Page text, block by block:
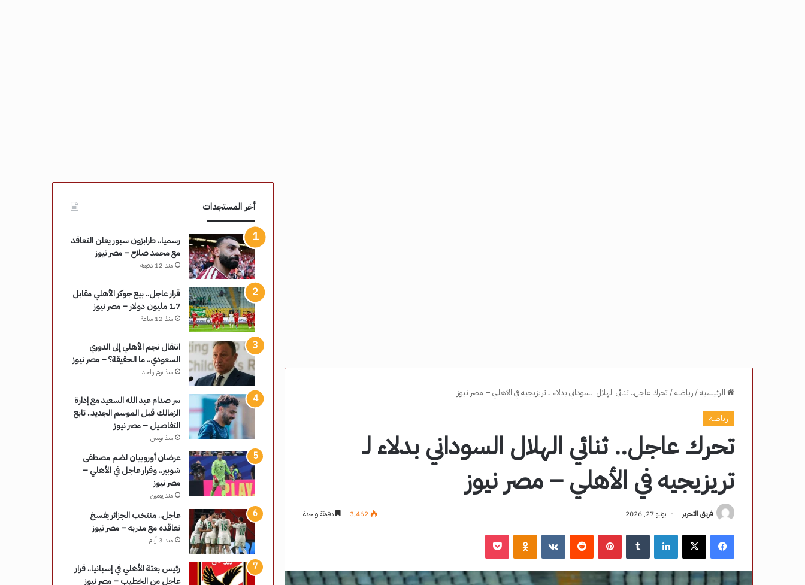
الرئيسية/رياضة/ تحرك عاجل.. ثنائي الهلال السوداني بدلاء لـ تريزيجيه في الأهلي – مصر نيوز
رياضة
تحرك عاجل.. ثنائي الهلال السوداني بدلاء لـ
تريزيجيه في الأهلي – مصر نيوز
فريق التحرير يونيو 27, 2026 3٬462 دقيقة واحدة
فيسبوك ‫X لينكدإن بينتيريست ‏VKontakte
أخر المستجدات
رسميا.. طرابزون سبور يعلن التعاقد
مع محمد صلاح – مصر نيوز
منذ 12 دقيقة
قرار عاجل.. بيع جوكر الأهلي مقابل
1.7 مليون دولار – مصر نيوز
منذ 12 ساعة
انتقال نجم الأهلي إلى الدوري
السعودي.. ما الحقيقة؟ – مصر نيوز
منذ يوم واحد
سر صدام عبد الله السعيد مع إدارة
الزمالك قبل الموسم الجديد.. تابع
التفاصيل – مصر نيوز
منذ يومين
عرضان أوروبيان لضم مصطفى
شوبير.. وقرار عاجل في الأهلي –
مصر نيوز
منذ يومين
عاجل.. منتخب الجزائر يفسخ
تعاقده مع مدربه – مصر نيوز
منذ 3 أيام
رئيس بعثة الأهلي في إسبانيا.. قرار
عاجل من الخطيب – مصر نيوز